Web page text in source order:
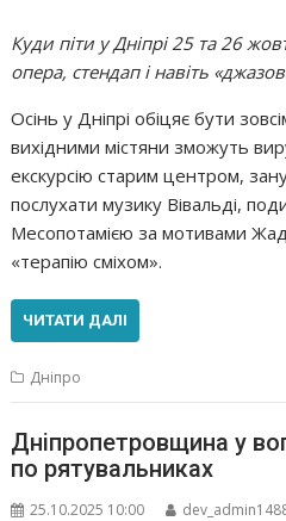
Куди піти у Дніпрі 25 та 26
опера, стендап і навіть
Осінь у Дніпрі обіцяє бути
вихідними містяни зможуть
екскурсію старим центром,
послухати музику Вівальді,
Месопотамією за мотивами
«терапію сміхом».
ЧИТАТИ ДАЛІ
Дніпро
Дніпропетровщина у
по рятувальниках
25.10.2025 10:00